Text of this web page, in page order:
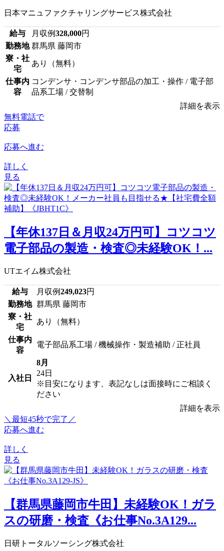
日本マニュファクチャリングサービス株式会社
給与 月収例328,000円
勤務地 群馬県 藤岡市
寮・社
宅
あり（無料）
仕事内
容
コンデンサ・コンデンサ部品の加工・操作 / 電子部
品系工場 / 交替制
詳細を表示
無料電話で
応募
応募へ進む
詳しく
見る
【年休137日＆月収24万円可】コツコツ
電子部品の製造・検査◎未経験OK！...
UTエイム株式会社
給与 月収例249,023円
勤務地 群馬県 藤岡市
寮・社
宅
あり（無料）
仕事内
容
電子部品系工場 / 機械操作・製造補助 / 正社員
入社日
8月
24日
※目安になります、表記なしは面接時にご相談く
ださい
詳細を表示
＼最短45秒で完了／
応募へ進む
詳しく
見る
【群馬県藤岡市牛田】未経験OK！ガラ
スの研磨・検査《お仕事No.3A129...
日研トータルソーシング株式会社